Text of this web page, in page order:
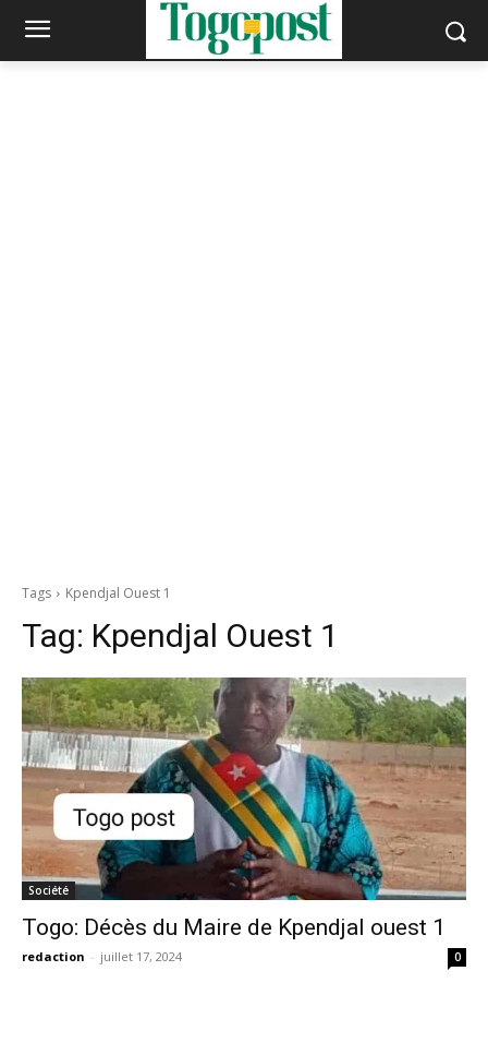
Tags Kpendjal Ouest 1
Tag: Kpendjal Ouest 1
Société
Togo: Décès du Maire de Kpendjal ouest 1
redaction - juillet 17, 2024 0